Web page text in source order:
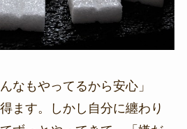
なもやってるから安心」
ます。しかし自分に纏わり